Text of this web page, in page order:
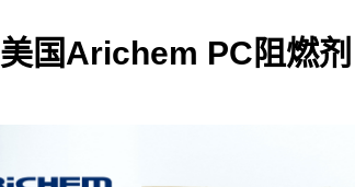
美国Arichem PC阻燃